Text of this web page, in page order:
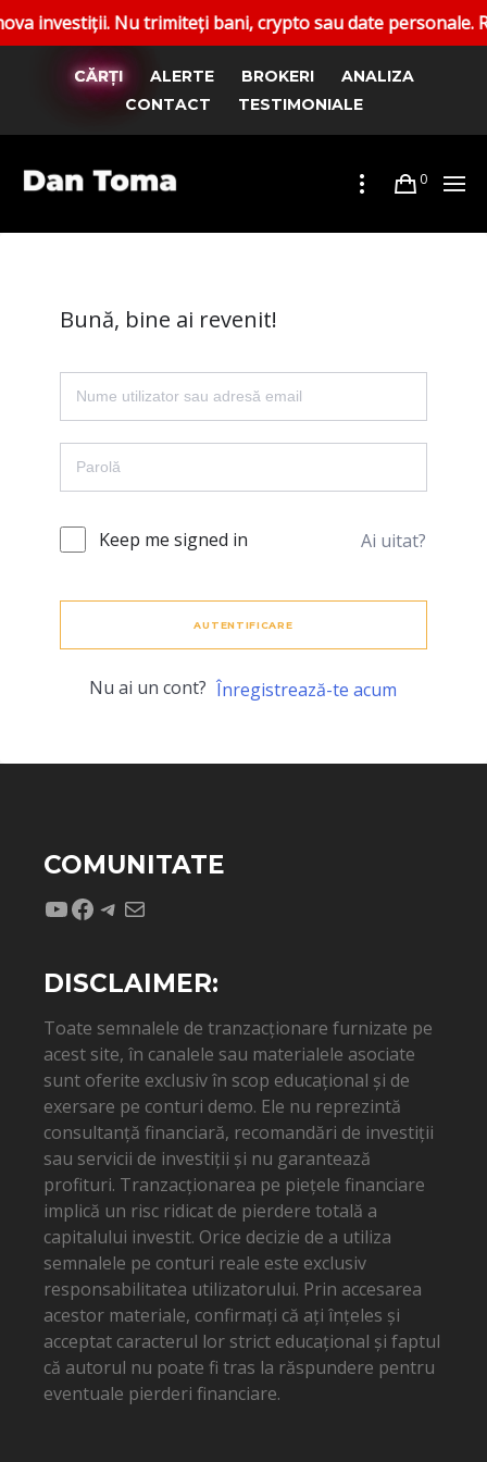
investiții. Nu trimiteți bani, crypto sau date personale.
CĂRȚI ALERTE BROKERI
ANALIZA
CONTACT
TESTIMONIALE
0
Bună, bine ai revenit!
Keep me signed in Ai uitat?
AUTENTIFICARE
Nu ai un cont? Înregistrează-te acum
COMUNITATE
YouTube
Facebook
Telegram
Mail
DISCLAIMER:
Toate semnalele de tranzacționare furnizate pe
acest site, în canalele sau materialele asociate
sunt oferite exclusiv în scop educațional și de
exersare pe conturi demo. Ele nu reprezintă
consultanță financiară, recomandări de investiții
sau servicii de investiții și nu garantează
profituri. Tranzacționarea pe piețele financiare
implică un risc ridicat de pierdere totală a
capitalului investit. Orice decizie de a utiliza
semnalele pe conturi reale este exclusiv
responsabilitatea utilizatorului. Prin accesarea
acestor materiale, confirmați că ați înțeles și
acceptat caracterul lor strict educațional și faptul
că autorul nu poate fi tras la răspundere pentru
eventuale pierderi financiare.